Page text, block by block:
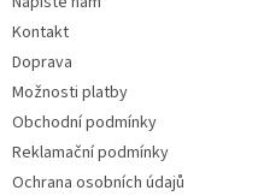
Kontakt
Doprava
Možnosti platby
Obchodní podmínky
Reklamační podmínky
Ochrana osobních údajů